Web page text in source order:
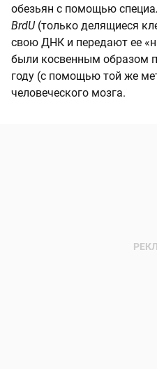
обезьян с помощью
BrdU(только делящиеся
свою ДНК и передают ее
были косвенным образом
году (с помощью той же
человеческого мозга.